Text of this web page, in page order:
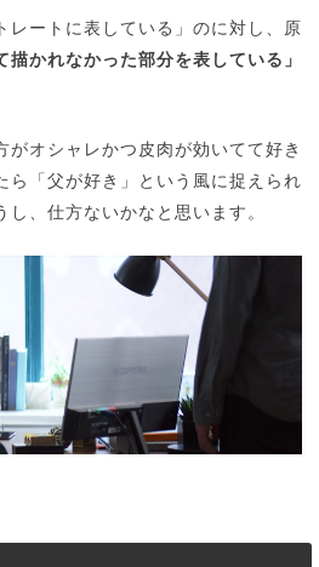
レートに表している」のに対し、原
描かれなかった部分を表している」
がオシャレかつ皮肉が効いてて好き
ら「父が好き」という風に捉えられ
、仕方ないかなと思います。